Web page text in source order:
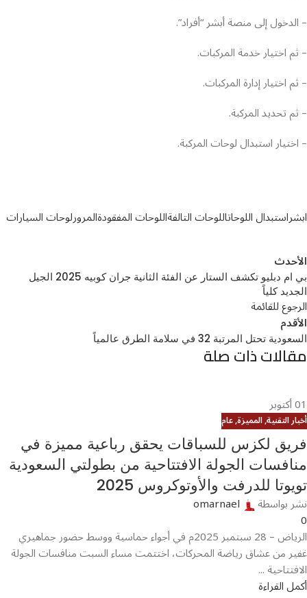
– الدخول إلى منصة أبشر “أفراد”.
– ثم اختيار خدمة المركبات.
– ثم اختيار إدارة المركبات.
– ثم تحديد المركبة.
– اختيار استبدال لوحات المركبة.
ابشراستبدال اللوحاتاللوحات التالفةاللوحات المفقودةالمرورلوحات السيارات
الأحدث
بي ام دبليو تكشف الستار عن الفئة الثانية جران كوبيه 2025 الجيل
الجديد كلياً
الرجوع للقائمة
الأقدم
السعودية تحتل المرتبة 32 في سلامة الطرق عالمياً
مقالات ذات صلة
01أكتوبر
أخبار التقنية,المميزة,عام
فريق لكزس للسباقات يحقق رباعية مميزة في
منافسات الجولة الافتتاحية من بطولتي السعودية
تويوتا للدرفت والأوتوكروس 2025
نشر بواسطة omarnael
0
الرياض – 28 سبتمبر 2025م في أجواء حماسية ووسط حضور جماهيري
غفير من عشاق رياضة المحركات، اختتمت مساء السبت منافسات الجولة
الافتتاحية ...
أكمل القراءة